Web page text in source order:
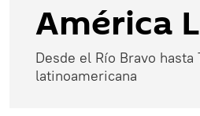
América
Desde el Río Bravo
latinoamericana